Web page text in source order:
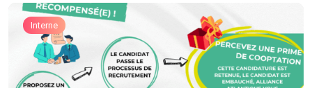
Interne